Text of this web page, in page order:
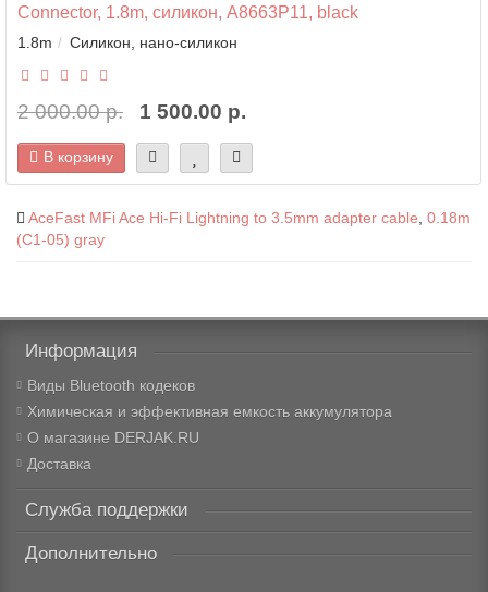
Connector, 1.8m, силикон, A8663P11, black
1.8m Силикон, нано-силикон
2 000.00 р. 1 500.00 р.
В корзину
AceFast MFi Ace Hi-Fi Lightning to 3.5mm adapter cable 0.18m
(C1-05) gray
Информация
Виды Bluetooth кодеков
Химическая и эффективная емкость аккумулятора
О магазине DERJAK.RU
Доставка
Служба поддержки
Дополнительно